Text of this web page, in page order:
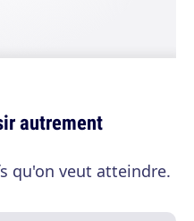
autrement
qu'on veut atteindre.